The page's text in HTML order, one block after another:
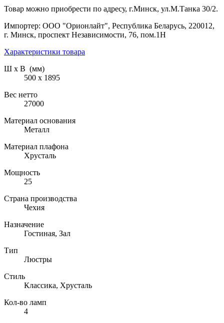
Товар можно приобрести по адресу, г.Минск, ул.М.Танка 30/2.
Импортер: ООО "Орионлайт", Республика Беларусь, 220012,
г. Минск, проспект Независимости, 76, пом.1Н
Характеристики товара
Ш х В (мм)
500 х 1895
Вес нетто
27000
Материал основания
Металл
Материал плафона
Хрусталь
Мощность
25
Страна производства
Чехия
Назначение
Гостиная, Зал
Тип
Люстры
Стиль
Классика, Хрусталь
Кол-во ламп
4